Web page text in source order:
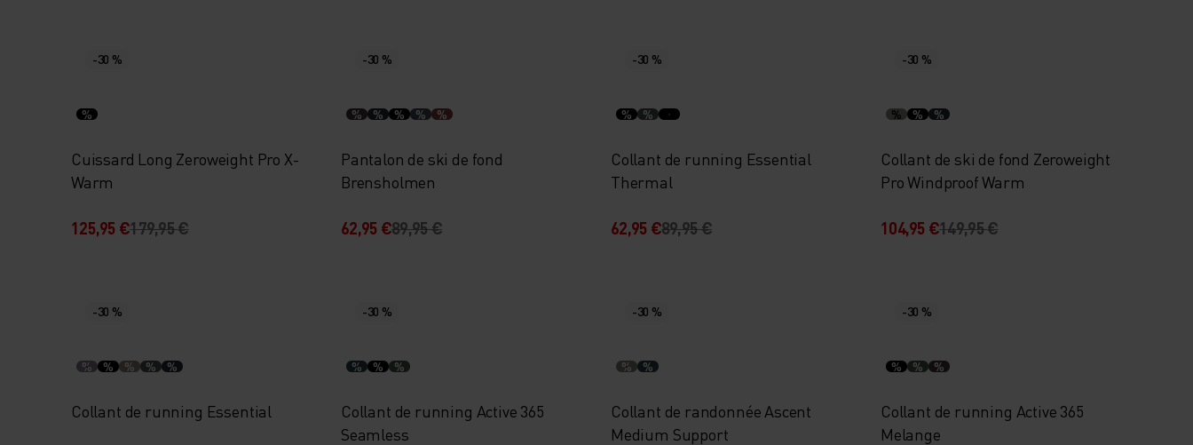
-30 %
%
Cuissard Long Zeroweight Pro X-
Warm
125,95 €179,95 €
-30 %
% % % % %
Pantalon de ski de fond
Brensholmen
62,95 €89,95 €
-30 %
% %
Collant de running Essential
Thermal
62,95 €89,95 €
-30 %
% % %
Collant de ski de fond Zeroweight
Pro Windproof Warm
104,95 €149,95 €
-30 %
% % % % %
Collant de running Essential
-30 %
% % %
Collant de running Active 365
Seamless
-30 %
% %
Collant de randonnée Ascent
Medium Support
-30 %
% % %
Collant de running Active 365
Melange